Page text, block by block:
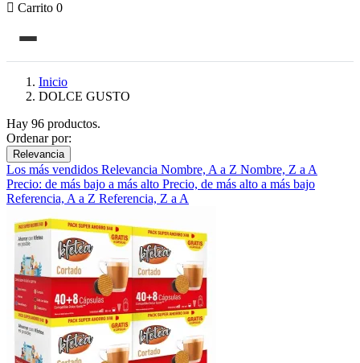
 Carrito 0
Inicio
DOLCE GUSTO
Hay 96 productos.
Ordenar por:
Relevancia
Los más vendidos Relevancia Nombre, A a Z Nombre, Z a A
Precio: de más bajo a más alto Precio, de más alto a más bajo
Referencia, A a Z Referencia, Z a A